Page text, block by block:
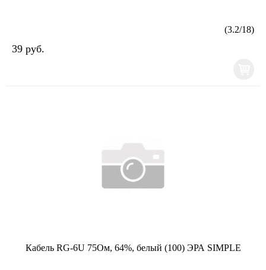
(3.2/18)
39 руб.
Кабель RG-6U 75Ом, 64%, белый (100) ЭРА SIMPLE